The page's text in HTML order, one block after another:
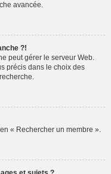
avancée.
?!
peut gérer le serveur Web.
précis dans le choix des
« Rechercher un membre ».